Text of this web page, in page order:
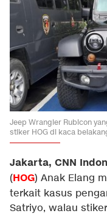
Jeep Wrangler Rubicon
stiker HOG di kaca
Jakarta, CNN
(HOG) Anak Elang
terkait kasus
Satriyo, walau